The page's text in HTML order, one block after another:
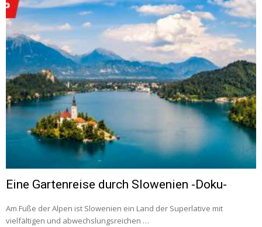
Eine Gartenreise durch Slowenien -Doku-
Am Fuße der Alpen ist Slowenien ein Land der Superlative mit
vielfältigen und abwechslungsreichen …